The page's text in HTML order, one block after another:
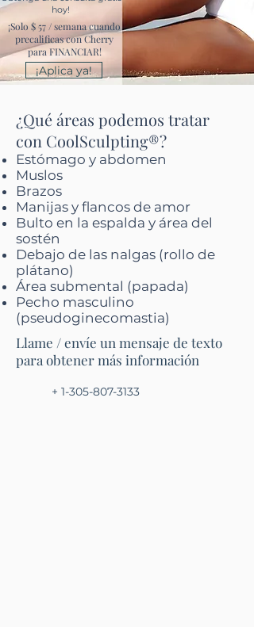
hoy!
¡Aplica ya!
¡Solo $ 57 / semana cuando
precalificas con Cherry
para FINANCIAR!
¿Qué áreas podemos tratar
con CoolSculpting®?
Estómago y abdomen
Muslos
Brazos
Manijas y flancos de amor
Bulto en la espalda y área del
sostén
Debajo de las nalgas (rollo de
plátano)
Área submental (papada)
Pecho masculino
(pseudoginecomastia)
Llame / envíe un mensaje de texto
para obtener más información
+ 1-305-807-3133